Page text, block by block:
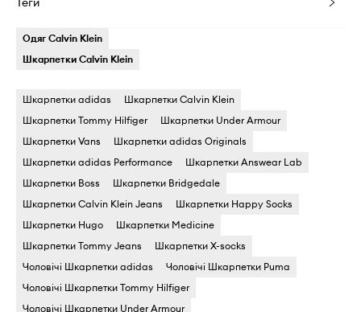
Одяг Calvin Klein
Шкарпетки Calvin Klein
Шкарпетки adidas
Шкарпетки Calvin Klein
Шкарпетки Tommy Hilfiger
Шкарпетки Under Armour
Шкарпетки Vans
Шкарпетки adidas Originals
Шкарпетки adidas Performance
Шкарпетки Answear Lab
Шкарпетки Boss
Шкарпетки Bridgedale
Шкарпетки Calvin Klein Jeans
Шкарпетки Happy Socks
Шкарпетки Hugo
Шкарпетки Medicine
Шкарпетки Tommy Jeans
Шкарпетки X-socks
Чоловічі Шкарпетки adidas
Чоловічі Шкарпетки Puma
Чоловічі Шкарпетки Tommy Hilfiger
Чоловічі Шкарпетки Under Armour